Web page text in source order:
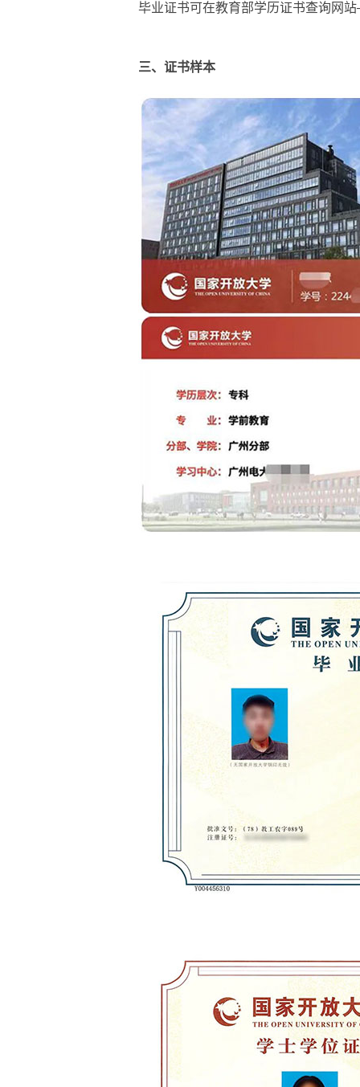
毕业证书可在教育部学历证书查询网
三、 证书样本